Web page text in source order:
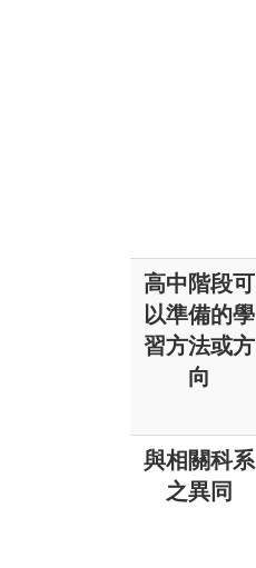
高中階段可
以準備的學
習方法或方
向
與相關科系
之異同